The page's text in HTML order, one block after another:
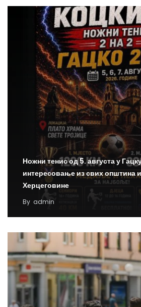
Ножни тенис од 5. августа у
интересовање из свих општина
Херцеговине
By admin